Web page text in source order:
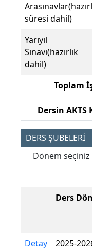
süresi dahil)
Yarıyıl
dahil)
Toplam
Dersin AKTS
DERS ŞUBELERİ
Dönem seçiniz
Ders
Detay
2025-